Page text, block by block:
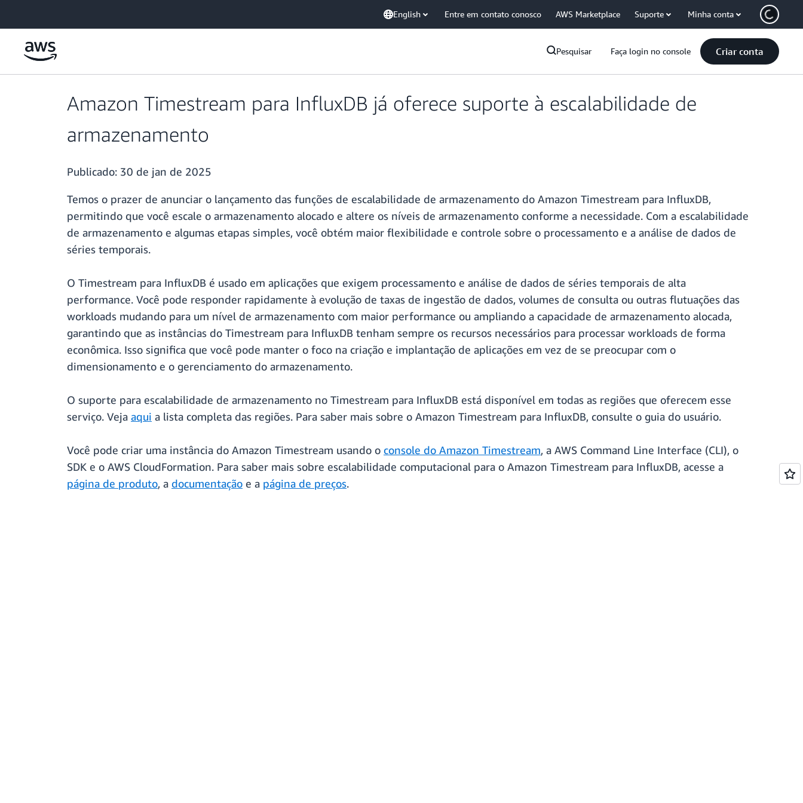
English Entre em contato conosco AWS Marketplace Suporte Minha conta
Pesquisar Faça login no console Criar conta
Amazon Timestream para InfluxDB já oferece suporte à escalabilidade de
armazenamento
Publicado: 30 de jan de 2025
Temos o prazer de anunciar o lançamento das funções de escalabilidade de armazenamento do Amazon Timestream para InfluxDB,
permitindo que você escale o armazenamento alocado e altere os níveis de armazenamento conforme a necessidade. Com a escalabilidade
de armazenamento e algumas etapas simples, você obtém maior flexibilidade e controle sobre o processamento e a análise de dados de
séries temporais.
O Timestream para InfluxDB é usado em aplicações que exigem processamento e análise de dados de séries temporais de alta
performance. Você pode responder rapidamente à evolução de taxas de ingestão de dados, volumes de consulta ou outras flutuações das
workloads mudando para um nível de armazenamento com maior performance ou ampliando a capacidade de armazenamento alocada,
garantindo que as instâncias do Timestream para InfluxDB tenham sempre os recursos necessários para processar workloads de forma
econômica. Isso significa que você pode manter o foco na criação e implantação de aplicações em vez de se preocupar com o
dimensionamento e o gerenciamento do armazenamento.
O suporte para escalabilidade de armazenamento no Timestream para InfluxDB está disponível em todas as regiões que oferecem esse
serviço. Veja aqui a lista completa das regiões. Para saber mais sobre o Amazon Timestream para InfluxDB, consulte o guia do usuário.
Você pode criar uma instância do Amazon Timestream usando o console do Amazon Timestream, a AWS Command Line Interface (CLI), o
SDK e o AWS CloudFormation. Para saber mais sobre escalabilidade computacional para o Amazon Timestream para InfluxDB, acesse a
página de produto, a documentação e a página de preços.